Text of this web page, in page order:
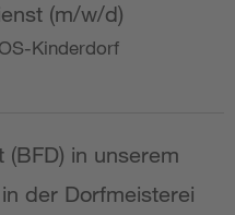
(m/w/d)
Kinderdorf
in unserem
der Dorfmeisterei